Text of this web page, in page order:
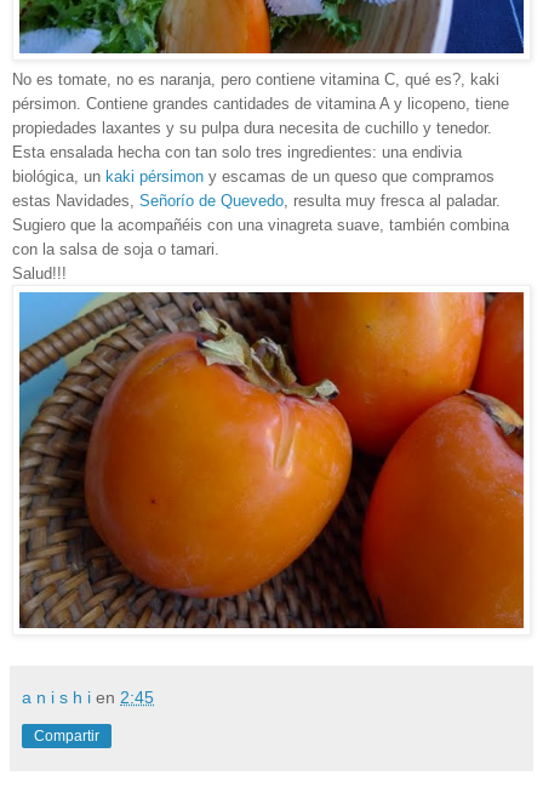
No es tomate, no es naranja, pero contiene vitamina C, qué es?, kaki
pérsimon. Contiene grandes cantidades de vitamina A y licopeno, tiene
propiedades laxantes y su pulpa dura necesita de cuchillo y tenedor.
Esta ensalada hecha con tan solo tres ingredientes: una endivia
biológica, un kaki pérsimon y escamas de un queso que compramos
estas Navidades, Señorío de Quevedo, resulta muy fresca al paladar.
Sugiero que la acompañéis con una vinagreta suave, también combina
con la salsa de soja o tamari.
Salud!!!
a n i s h i en 2:45
Compartir